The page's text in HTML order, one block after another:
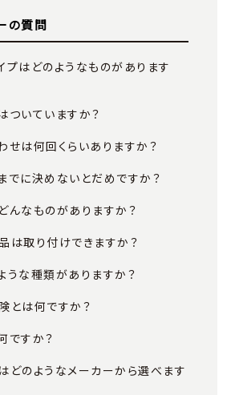
の質問
プはどのようなものがあります
ついていますか？
せは何回くらいありますか？
でに決めないとだめですか？
んなものがありますか？
は取り付けできますか？
うな種類がありますか？
とは何ですか？
ですか？
どのようなメーカーから選べます